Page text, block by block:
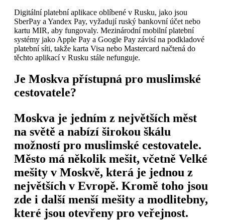
Digitální platební aplikace oblíbené v Rusku, jako jsou
SberPay a Yandex Pay, vyžadují ruský bankovní účet nebo
kartu MIR, aby fungovaly. Mezinárodní mobilní platební
systémy jako Apple Pay a Google Pay závisí na podkladové
platební síti, takže karta Visa nebo Mastercard načtená do
těchto aplikací v Rusku stále nefunguje.
Je Moskva přístupná pro muslimské
cestovatele?
Moskva je jedním z největších měst
na světě a nabízí širokou škálu
možností pro muslimské cestovatele.
Město má několik mešit, včetně Velké
mešity v Moskvě, která je jednou z
největších v Evropě. Kromě toho jsou
zde i další menší mešity a modlitebny,
které jsou otevřeny pro veřejnost.